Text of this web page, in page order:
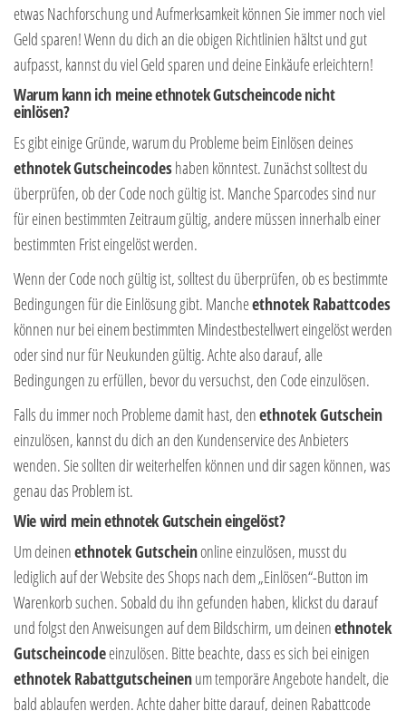
etwas Nachforschung und Aufmerksamkeit können Sie immer noch viel
Geld sparen! Wenn du dich an die obigen Richtlinien hältst und gut
aufpasst, kannst du viel Geld sparen und deine Einkäufe erleichtern!
Warum kann ich meine ethnotek Gutscheincode nicht
einlösen?
Es gibt einige Gründe, warum du Probleme beim Einlösen deines
ethnotekGutscheincodeshaben könntest. Zunächst solltest du
überprüfen, ob der Code noch gültig ist. Manche Sparcodes sind nur
für einen bestimmten Zeitraum gültig, andere müssen innerhalb einer
bestimmten Frist eingelöst werden.
Wenn der Code noch gültig ist, solltest du überprüfen, ob es bestimmte
Bedingungen für die Einlösung gibt. Mancheethnotek Rabattcodes
können nur bei einem bestimmten Mindestbestellwert eingelöst werden
oder sind nur für Neukunden gültig. Achte also darauf, alle
Bedingungen zu erfüllen, bevor du versuchst, den Code einzulösen.
Falls du immer noch Probleme damit hast, denethnotek Gutschein
einzulösen, kannst du dich an den Kundenservice des Anbieters
wenden. Sie sollten dir weiterhelfen können und dir sagen können, was
genau das Problem ist.
Wie wird mein ethnotek Gutschein eingelöst?
Um deinenethnotek Gutscheinonline einzulösen, musst du
lediglich auf der Website des Shops nach dem „Einlösen“-Button im
Warenkorb suchen. Sobald du ihn gefunden haben, klickst du darauf
und folgst den Anweisungen auf dem Bildschirm, um deinenethnotek
Gutscheincodeeinzulösen. Bitte beachte, dass es sich bei einigen
ethnotek Rabattgutscheinenum temporäre Angebote handelt, die
bald ablaufen werden. Achte daher bitte darauf, deinen Rabattcode